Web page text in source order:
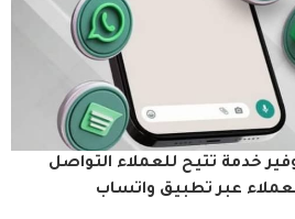
خدمة تتيح للعملاء التواصل
عبر تطبيق واتساب